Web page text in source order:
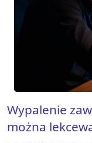
Wypalenie
można